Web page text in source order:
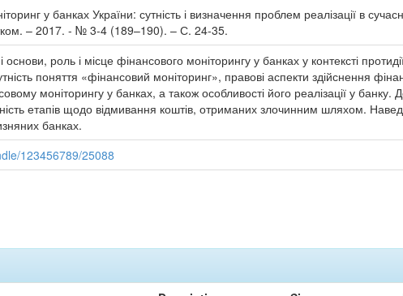
у банках України: сутність і визначення проблем реалізації в
– 2017. - № 3-4 (189–190). – С. 24-35.
основи, роль і місце фінансового моніторингу у банках у контексті
поняття «фінансовий моніторинг», правові аспекти здійснення
моніторингу у банках, а також особливості його реалізації у
етапів щодо відмивання коштів, отриманих злочинним шляхом.
банках.
123456789/25088